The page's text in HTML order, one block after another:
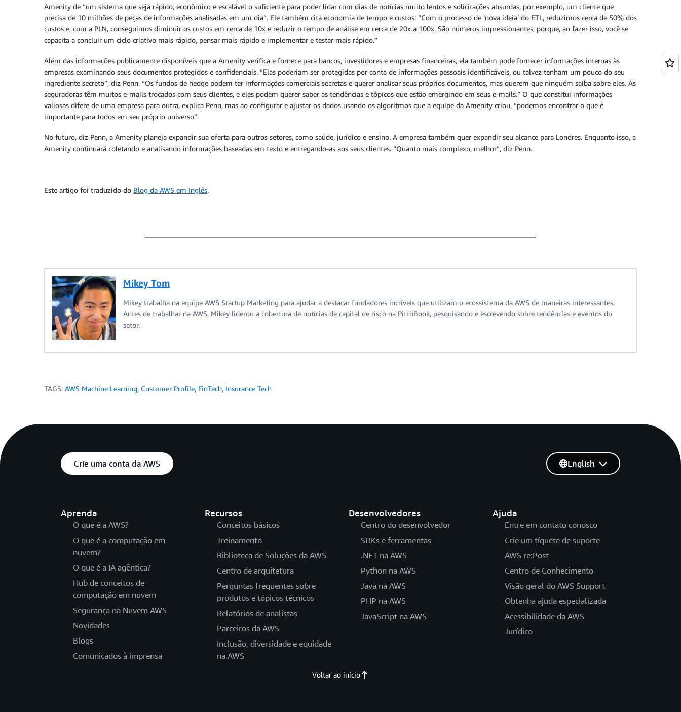
Amenity de “um sistema que seja rápido, econômico e escalável o suficiente para poder lidar com dias de notícias muito lentos e solicitações absurdas, por exemplo, um cliente que
precisa de 10 milhões de peças de informações analisadas em um dia”. Ele também cita economia de tempo e custos: “Com o processo de ‘nova ideia’ do ETL, reduzimos cerca de 50% dos
custos e, com a PLN, conseguimos diminuir os custos em cerca de 10x e reduzir o tempo de análise em cerca de 20x a 100x. São números impressionantes, porque, ao fazer isso, você se
capacita a concluir um ciclo criativo mais rápido, pensar mais rápido e implementar e testar mais rápido.”
Além das informações publicamente disponíveis que a Amenity verifica e fornece para bancos, investidores e empresas financeiras, ela também pode fornecer informações internas às
empresas examinando seus documentos protegidos e confidenciais. “Elas poderiam ser protegidas por conta de informações pessoais identificáveis, ou talvez tenham um pouco do seu
ingrediente secreto”, diz Penn. “Os fundos de hedge podem ter informações comerciais secretas e querer analisar seus próprios documentos, mas querem que ninguém saiba sobre eles. As
seguradoras têm muitos e-mails trocados com seus clientes, e eles podem querer saber as tendências e tópicos que estão emergindo em seus e-mails.” O que constitui informações
valiosas difere de uma empresa para outra, explica Penn, mas ao configurar e ajustar os dados usando os algoritmos que a equipe da Amenity criou, “podemos encontrar o que é
importante para todos em seu próprio universo”.
No futuro, diz Penn, a Amenity planeja expandir sua oferta para outros setores, como saúde, jurídico e ensino. A empresa também quer expandir seu alcance para Londres. Enquanto isso, a
Amenity continuará coletando e analisando informações baseadas em texto e entregando-as aos seus clientes. “Quanto mais complexo, melhor”, diz Penn.
Este artigo foi traduzido do Blog da AWS em Inglês.
Mikey Tom
Mikey trabalha na equipe AWS Startup Marketing para ajudar a destacar fundadores incríveis que utilizam o ecossistema da AWS de maneiras interessantes.
Antes de trabalhar na AWS, Mikey liderou a cobertura de notícias de capital de risco na PitchBook, pesquisando e escrevendo sobre tendências e eventos do
setor.
TAGS: AWS Machine Learning, Customer Profile, FinTech, Insurance Tech
Crie uma conta da AWS
Aprenda
O que é a AWS?
O que é a computação em
nuvem?
O que é a IA agêntica?
Hub de conceitos de
computação em nuvem
Segurança na Nuvem AWS
Novidades
Blogs
Comunicados à imprensa
Recursos
Conceitos básicos
Treinamento
Biblioteca de Soluções da AWS
Centro de arquitetura
Perguntas frequentes sobre
produtos e tópicos técnicos
Relatórios de analistas
Parceiros da AWS
Inclusão, diversidade e equidade
na AWS
Desenvolvedores
Centro do desenvolvedor
SDKs e ferramentas
.NET na AWS
Python na AWS
Java na AWS
PHP na AWS
JavaScript na AWS
Ajuda
Entre em contato conosco
Crie um tíquete de suporte
AWS re:Post
Centro de Conhecimento
Visão geral do AWS Support
Obtenha ajuda especializada
Acessibilidade da AWS
Jurídico
English
Voltar ao início